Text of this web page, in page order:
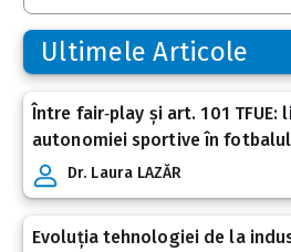
Ultimele Articole
Între fair‑play și art. 101 TFUE:
autonomiei sportive în
Dr. Laura LAZĂR
Evoluția tehnologiei de la